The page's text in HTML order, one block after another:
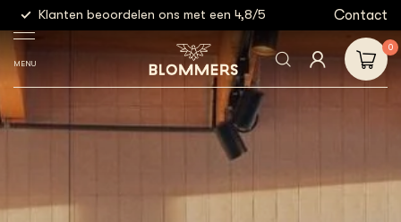
Klanten beoordelen ons met een 4,8/5 Gratis
Contact
MENU
0